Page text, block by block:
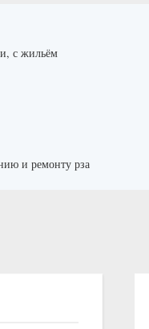
с жильём
и ремонту рза